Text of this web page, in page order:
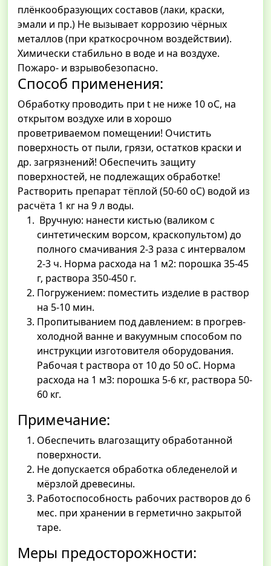
плёнкообразующих составов (лаки, краски,
эмали и пр.) Не вызывает коррозию чёрных
металлов (при краткосрочном воздействии).
Химически стабильно в воде и на воздухе.
Пожаро- и взрывобезопасно.
Способ применения:
Обработку проводить при t не ниже 10 оС, на
открытом воздухе или в хорошо
проветриваемом помещении! Очистить
поверхность от пыли, грязи, остатков краски и
др. загрязнений! Обеспечить защиту
поверхностей, не подлежащих обработке!
Растворить препарат тёплой (50-60 оС) водой из
расчёта 1 кг на 9 л воды.
Вручную: нанести кистью (валиком с
синтетическим ворсом, краскопультом) до
полного смачивания 2-3 раза с интервалом
2-3 ч. Норма расхода на 1 м2: порошка 35-45
г, раствора 350-450 г.
Погружением: поместить изделие в раствор
на 5-10 мин.
Пропитыванием под давлением: в прогрев-
холодной ванне и вакуумным способом по
инструкции изготовителя оборудования.
Рабочая t раствора от 10 до 50 оС. Норма
расхода на 1 м3: порошка 5-6 кг, раствора 50-
60 кг.
Примечание:
Обеспечить влагозащиту обработанной
поверхности.
Не допускается обработка обледенелой и
мёрзлой древесины.
Работоспособность рабочих растворов до 6
мес. при хранении в герметично закрытой
таре.
Меры предосторожности: